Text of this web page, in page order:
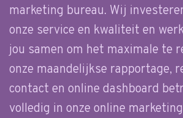
marketing bureau. Wij
onze service en kwaliteit en
jou samen om het maximale te
onze maandelijkse rapportage,
contact en online dashboard
volledig in onze online